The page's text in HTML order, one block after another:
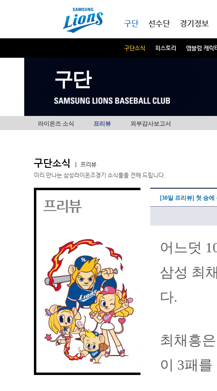
구단
구단소식 히스토리 엠블럼 캐릭
선수단 경기정보
구단
라이온즈 소식 프리뷰 외부감사보고서
구단소식
프리뷰
미리 만나는 삼성라이온즈경기 소식들을 전해 드립니다.
프리뷰 [30일 프리뷰] 첫 승
어느덧
삼성 최
다.
최채흥
이 3패